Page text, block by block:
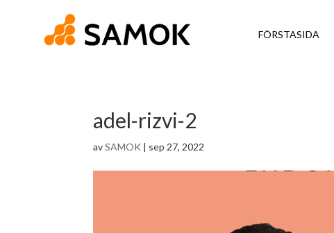
FÖRSTASIDA
adel-rizvi-2
avSAMOK | sep 27, 2022